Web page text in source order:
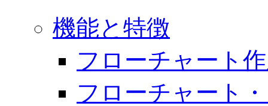
機能と特徴
フローチャート
フローチャート